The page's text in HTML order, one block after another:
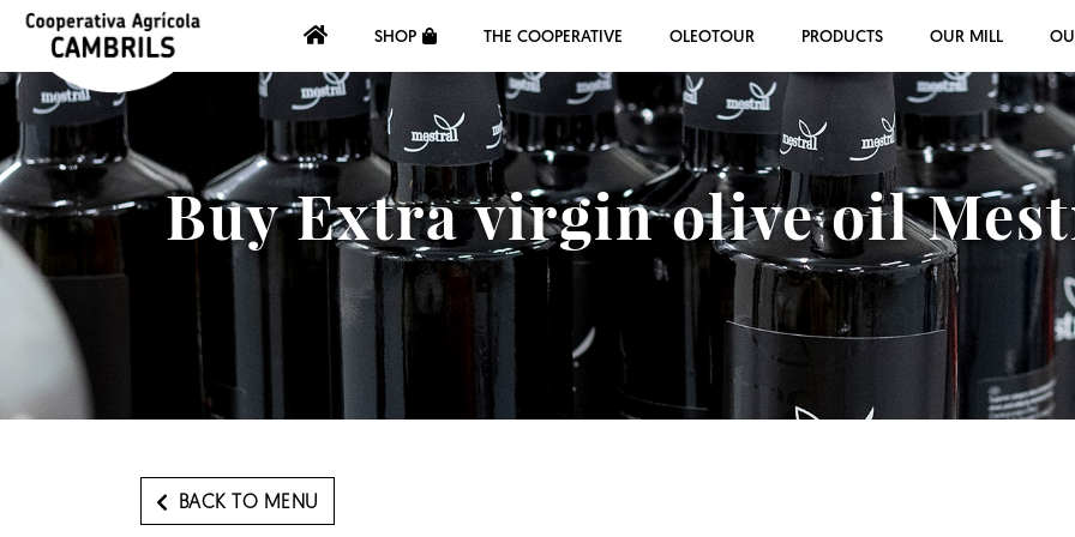
SHOP THE COOPERATIVE OLEOTOUR PRODUCTS OUR MILL
Buy Extra virgin olive oil
BACK TO MENU